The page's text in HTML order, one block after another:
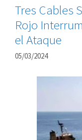
Tres Cables
Rojo
el Ataque
05/03/2024